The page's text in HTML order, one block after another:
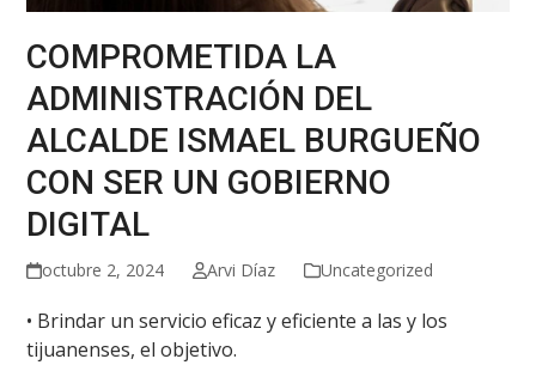
COMPROMETIDA LA
ADMINISTRACIÓN DEL
ALCALDE ISMAEL BURGUEÑO
CON SER UN GOBIERNO
DIGITAL
octubre 2, 2024 Arvi Díaz Uncategorized
• Brindar un servicio eficaz y eficiente a las y los
tijuanenses, el objetivo.